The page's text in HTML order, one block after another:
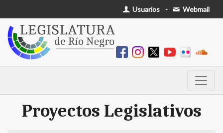
Usuarios - Webmail
Proyectos Legislativos